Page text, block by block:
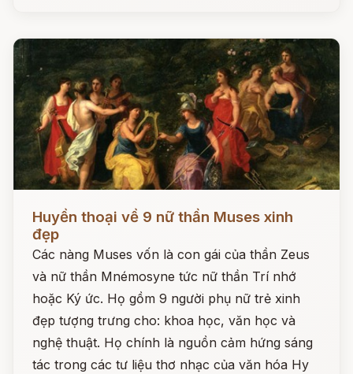
Đọc ngay
Huyền thoại về 9 nữ thần Muses xinh
đẹp
Các nàng Muses vốn là con gái của thần Zeus
và nữ thần Mnémosyne tức nữ thần Trí nhớ
hoặc Ký ức. Họ gồm 9 người phụ nữ trẻ xinh
đẹp tượng trưng cho: khoa học, văn học và
nghệ thuật. Họ chính là nguồn cảm hứng sáng
tác trong các tư liệu thơ nhạc của văn hóa Hy